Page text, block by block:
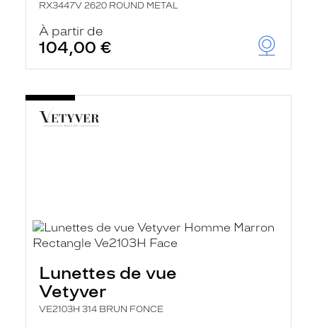
RX3447V 2620 ROUND METAL
À partir de
104,00 €
Lunettes de vue
Vetyver
VE2103H 314 BRUN FONCE